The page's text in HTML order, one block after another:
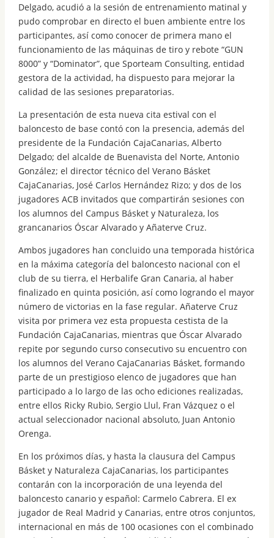
Delgado, acudió a la sesión de entrenamiento matinal y
pudo comprobar en directo el buen ambiente entre los
participantes, así como conocer de primera mano el
funcionamiento de las máquinas de tiro y rebote “GUN
8000” y “Dominator”, que Sporteam Consulting, entidad
gestora de la actividad, ha dispuesto para mejorar la
calidad de las sesiones preparatorias.
La presentación de esta nueva cita estival con el
baloncesto de base contó con la presencia, además del
presidente de la Fundación CajaCanarias, Alberto
Delgado; del alcalde de Buenavista del Norte, Antonio
González; el director técnico del Verano Básket
CajaCanarias, José Carlos Hernández Rizo; y dos de los
jugadores ACB invitados que compartirán sesiones con
los alumnos del Campus Básket y Naturaleza, los
grancanarios Óscar Alvarado y Añaterve Cruz.
Ambos jugadores han concluido una temporada histórica
en la máxima categoría del baloncesto nacional con el
club de su tierra, el Herbalife Gran Canaria, al haber
finalizado en quinta posición, así como logrando el mayor
número de victorias en la fase regular. Añaterve Cruz
visita por primera vez esta propuesta cestista de la
Fundación CajaCanarias, mientras que Óscar Alvarado
repite por segundo curso consecutivo su encuentro con
los alumnos del Verano CajaCanarias Básket, formando
parte de un prestigioso elenco de jugadores que han
participado a lo largo de las ocho ediciones realizadas,
entre ellos Ricky Rubio, Sergio Llul, Fran Vázquez o el
actual seleccionador nacional absoluto, Juan Antonio
Orenga.
En los próximos días, y hasta la clausura del Campus
Básket y Naturaleza CajaCanarias, los participantes
contarán con la incorporación de una leyenda del
baloncesto canario y español: Carmelo Cabrera. El ex
jugador de Real Madrid y Canarias, entre otros conjuntos,
internacional en más de 100 ocasiones con el combinado